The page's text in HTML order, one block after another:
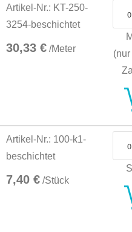
Artikel-Nr.: KT-250-
3254-beschichtet
30,33 € /Meter
Artikel-Nr.: 100-k1-
beschichtet
7,40 € /Stück